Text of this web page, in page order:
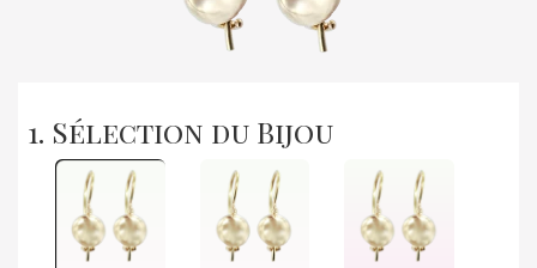
1. Sélection du Bijou